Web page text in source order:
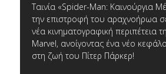
Ταινία «Spider-Man: Καινούργια
την επιστροφή του αραχνοήρωα
νέα κινηματογραφική περιπέτεια
Marvel, ανοίγοντας ένα νέο
στη ζωή του Πίτερ Πάρκερ!